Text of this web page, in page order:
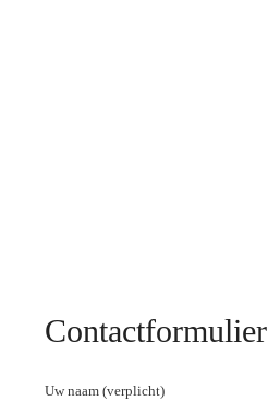
Contactformulier
Uw naam (verplicht)